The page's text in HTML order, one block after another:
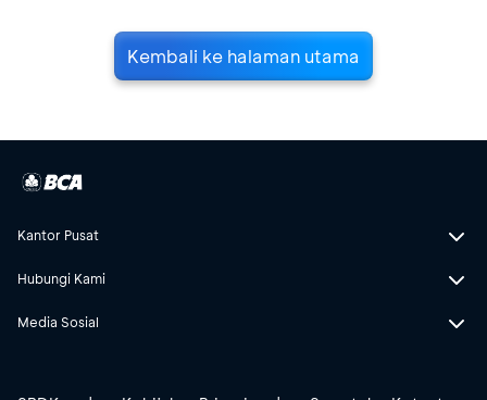
Kembali ke halaman utama
Kantor Pusat
Hubungi Kami
Media Sosial